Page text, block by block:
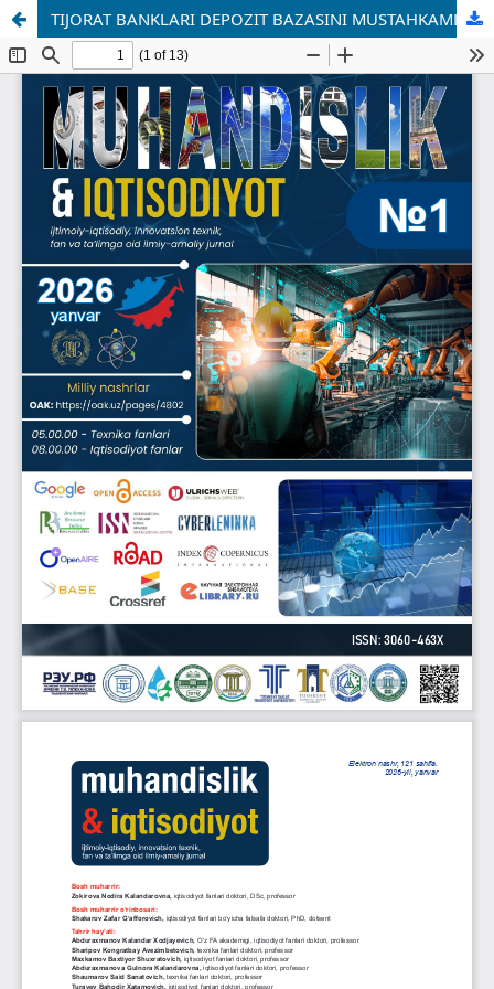
TIJORAT BANKLARI DEPOZIT BAZASINI MUSTAHKAMLASHNING O‘ZIGA XOS XUSUSIYATLARI